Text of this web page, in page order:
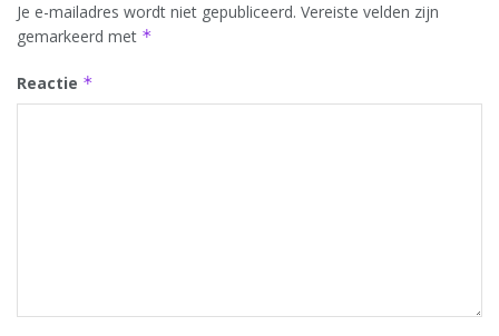
Je e-mailadres wordt niet gepubliceerd. Vereiste velden zijn
gemarkeerd met *
Reactie *